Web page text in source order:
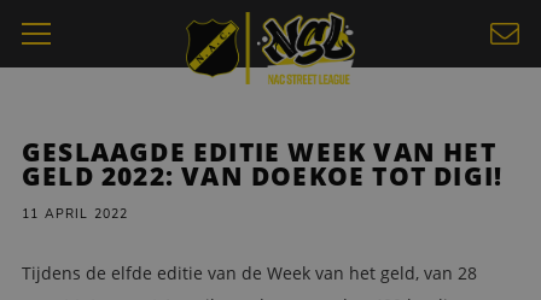
GESLAAGDE EDITIE WEEK VAN HET
GELD 2022: VAN DOEKOE TOT DIGI!
11 APRIL 2022
Tijdens de elfde editie van de Week van het geld, van 28